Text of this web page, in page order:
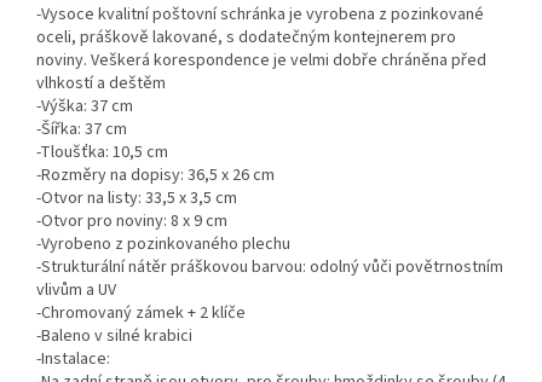
-Vysoce kvalitní poštovní schránka je vyrobena z pozinkované
oceli, práškově lakované, s dodatečným kontejnerem pro
noviny. Veškerá korespondence je velmi dobře chráněna před
vlhkostí a deštěm
-Výška: 37 cm
-Šířka: 37 cm
-Tloušťka: 10,5 cm
-Rozměry na dopisy: 36,5 x 26 cm
-Otvor na listy: 33,5 x 3,5 cm
-Otvor pro noviny: 8 x 9 cm
-Vyrobeno z pozinkovaného plechu
-Strukturální nátěr práškovou barvou: odolný vůči povětrnostním
vlivům a UV
-Chromovaný zámek + 2 klíče
-Baleno v silné krabici
-Instalace: